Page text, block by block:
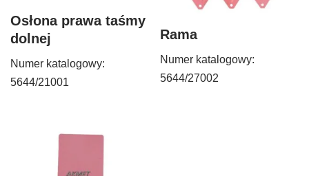
Osłona prawa taśmy
dolnej
Numer katalogowy:
5644/21001
Rama
Numer katalogowy:
5644/27002